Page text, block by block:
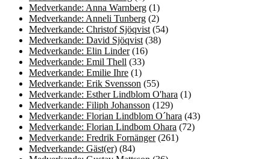
Medverkande: Anna Warnberg (1)
Medverkande: Anneli Tunberg (2)
Medverkande: Christof Sjöqvist (54)
Medverkande: David Sjöqvist (38)
Medverkande: Elin Linder(16)
Medverkande: Emil Thell (33)
Medverkande: Emilie Ihre (1)
Medverkande: Erik Svensson (55)
Medverkande: Esther Lindblom O'hara (1)
Medverkande: Filiph Johansson (129)
Medverkande: Florian Lindblom O´hara (43)
Medverkande: Florian Lindbom Ohara (72)
Medverkande: Fredrik Fornänger(261)
Medverkande: Gäst(er) (84)